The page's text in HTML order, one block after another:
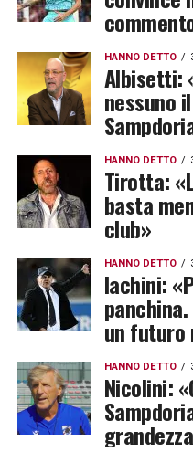
HANNO DETTO
Albisetti:
nessuno
HANNO DETTO
Tirotta:
basta
club»
HANNO DETTO
Iachini:
un futuro
HANNO DETTO
Nicolini: